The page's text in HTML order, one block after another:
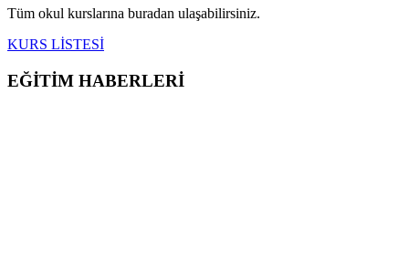
Tüm okul kurslarına buradan ulaşabilirsiniz.
KURS LİSTESİ
EĞİTİM HABERLERİ